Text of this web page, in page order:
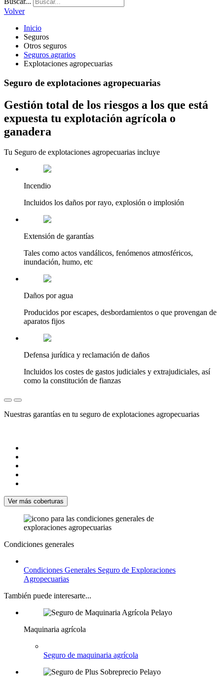
Volver
Inicio
Seguros
Otros seguros
Seguros agrarios
Explotaciones agropecuarias
Seguro de explotaciones agropecuarias
Gestión total de los riesgos a los que está
expuesta tu explotación agrícola o
ganadera
Tu Seguro de explotaciones agropecuarias incluye
Incendio
Incluidos los daños por rayo, explosión o implosión
Extensión de garantías
Tales como actos vandálicos, fenómenos atmosféricos,
inundación, humo, etc
Daños por agua
Producidos por escapes, desbordamientos o que provengan de
aparatos fijos
Defensa jurídica y reclamación de daños
Incluidos los costes de gastos judiciales y extrajudiciales, así
como la constitución de fianzas
Nuestras garantías en tu seguro de explotaciones agropecuarias
Ver más coberturas
Condiciones generales
Condiciones Generales Seguro de Exploraciones
Agropecuarias
También puede interesarte...
Maquinaria agrícola
Seguro de maquinaria agrícola